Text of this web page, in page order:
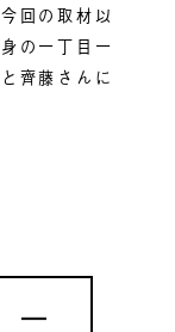
回の取材以
の一丁目一
齊藤さんに